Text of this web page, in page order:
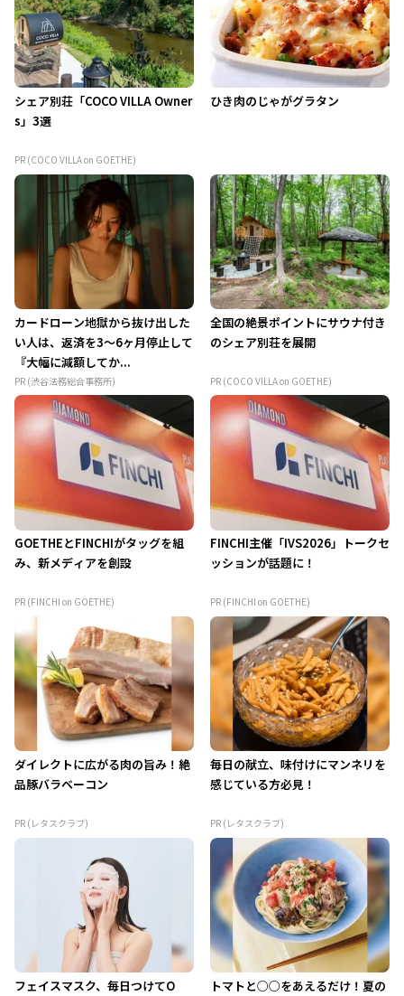
シェア別荘「COCO VILLA Owner
s」3選
PR (COCO VILLA on GOETHE)
ひき肉のじゃがグラタン
カードローン地獄から抜け出した
い人は、返済を3～6ヶ月停止して
『大幅に減額してか...
PR (渋谷法務総合事務所)
全国の絶景ポイントにサウナ付き
のシェア別荘を展開
PR (COCO VILLA on GOETHE)
GOETHEとFINCHIがタッグを組
み、新メディアを創設
PR (FINCHI on GOETHE)
FINCHI主催「IVS2026」トークセ
ッションが話題に！
PR (FINCHI on GOETHE)
ダイレクトに広がる肉の旨み！絶
品豚バラベーコン
PR (レタスクラブ)
毎日の献立、味付けにマンネリを
感じている方必見！
PR (レタスクラブ)
フェイスマスク、毎日つけてO
トマトと○○をあえるだけ！夏の